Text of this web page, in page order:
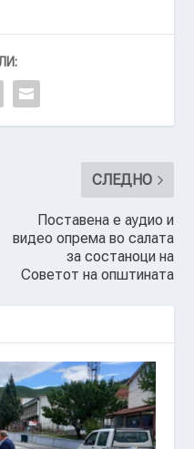
СЛЕДНО
Поставена е аудио и
видео опрема во салата
за состаноци на
Советот на општината